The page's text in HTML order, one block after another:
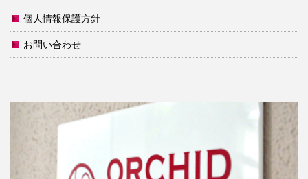
個人情報保護方針
お問い合わせ